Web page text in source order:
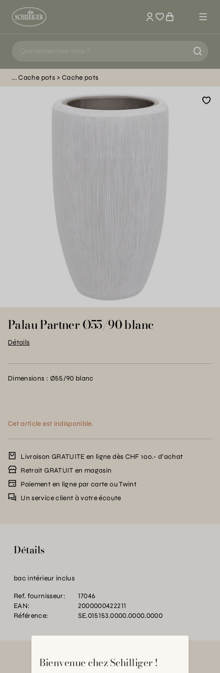
Mon compte
Cache pots Cache pots
Palau Partner Ø55/90 blanc
Détails
Dimensions : Ø55/90 blanc
Cet article est indisponible.
Livraison GRATUITE en ligne dès CHF 100.- d’achat
Retrait GRATUIT en magasin
Paiement en ligne par carte ou Twint
Un service client à votre écoute
Détails
bac intérieur inclus
Ref. fournisseur:
17046
EAN:
2000000422211
Référence:
SE.015153.0000.0000.0000
Bienvenue chez Schilliger !